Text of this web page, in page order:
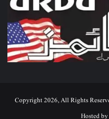
Hosted by